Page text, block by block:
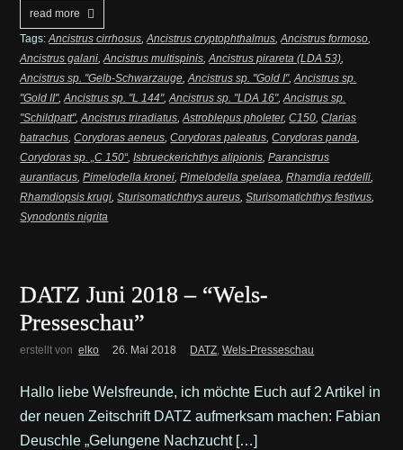
read more
Tags:Ancistrus cirrhosus,Ancistrus cryptophthalmus,Ancistrus formoso,
Ancistrus galani,Ancistrus multispinis,Ancistrus pirareta (LDA 53),
Ancistrus sp. "Gelb-Schwarzauge,Ancistrus sp. "Gold I",Ancistrus sp.
"Gold II",Ancistrus sp. "L 144",Ancistrus sp. "LDA 16",Ancistrus sp.
"Schildpatt",Ancistrus triradiatus,Astroblepus pholeter,C150,Clarias
batrachus,Corydoras aeneus,Corydoras paleatus,Corydoras panda,
Corydoras sp. „C 150“,Isbrueckerichthys alipionis,Parancistrus
aurantiacus,Pimelodella kronei,Pimelodella spelaea,Rhamdia reddelli,
Rhamdiopsis krugi,Sturisomatichthys aureus,Sturisomatichthys festivus,
Synodontis nigrita
DATZ Juni 2018 – “Wels-
Presseschau”
erstellt von elko 26. Mai 2018 DATZ,Wels-Presseschau
Hallo liebe Welsfreunde, ich möchte Euch auf 2 Artikel in
der neuen Zeitschrift DATZ aufmerksam machen: Fabian
Deuschle „Gelungene Nachzucht […]